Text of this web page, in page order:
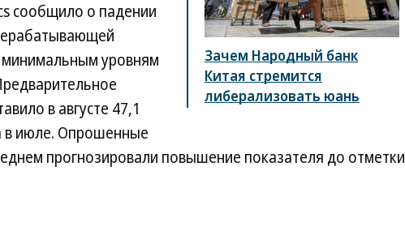
Зачем Народный банк
Китая стремится
либерализовать юань
сообщило о падении
уровням
в августе 47,1
в июле. Опрошенные
прогнозировали повышение показателя до отметки